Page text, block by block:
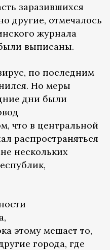
заразившихся
другие, отмечалось
журнала
выписаны.
по последним
Но меры
дни были
что в центральной
распространяться
нескольких
этому мешает то,
города, где